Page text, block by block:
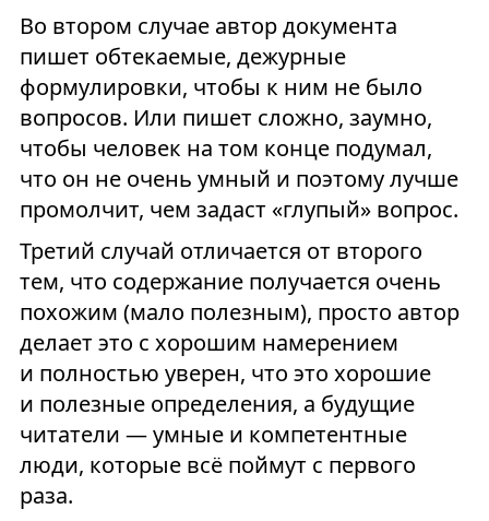
Во втором случае автор документа
пишет обтекаемые, дежурные
формулировки, чтобы к ним не было
вопросов. Или пишет сложно, заумно,
чтобы человек на том конце подумал,
что он не очень умный и поэтому лучше
промолчит, чем задаст «глупый» вопрос.
Третий случай отличается от второго
тем, что содержание получается очень
похожим (мало полезным), просто автор
делает это с хорошим намерением
и полностью уверен, что это хорошие
и полезные определения, а будущие
читатели — умные и компетентные
люди, которые всё поймут с первого
раза.